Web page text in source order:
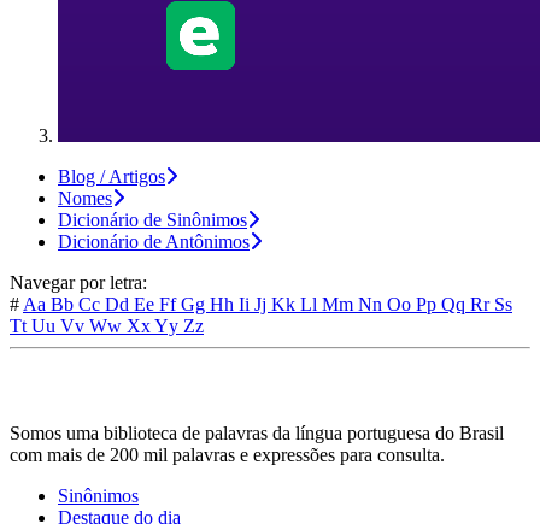
Blog / Artigos
Nomes
Dicionário de Sinônimos
Dicionário de Antônimos
Navegar por letra:
# Aa Bb Cc Dd Ee FfGg Hh Ii Jj Kk Ll Mm Nn Oo Pp Qq Rr Ss
Tt Uu Vv Ww XxYy Zz
Somos uma biblioteca de palavras da língua portuguesa do Brasil
com mais de 200 mil palavras e expressões para consulta.
Sinônimos
Destaque do dia